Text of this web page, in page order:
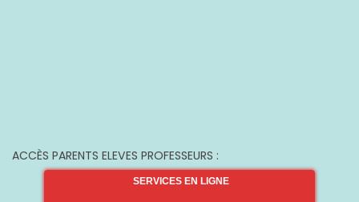
ACCÈS PARENTS ELEVES PROFESSEURS :
SERVICES EN LIGNE